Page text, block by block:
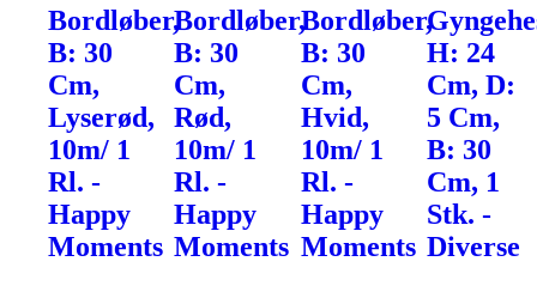
Bordløber,
B: 30
Cm,
Lyserød,
10m/ 1
Rl. -
Happy
Moments
Bordløber,
B: 30
Cm,
Rød,
10m/ 1
Rl. -
Happy
Moments
Bordløber,
B: 30
Cm,
Hvid,
10m/ 1
Rl. -
Happy
Moments
H: 24
Cm, D:
5 Cm,
B: 30
Cm, 1
Stk. -
Diverse